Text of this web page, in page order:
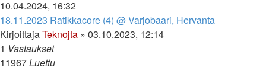
10.04.2024, 16:32
18.11.2023 Ratikkacore (4) @ Varjobaari, Hervanta
KirjoittajaTeknojta » 03.10.2023, 12:14
1 Vastaukset
11967Luettu